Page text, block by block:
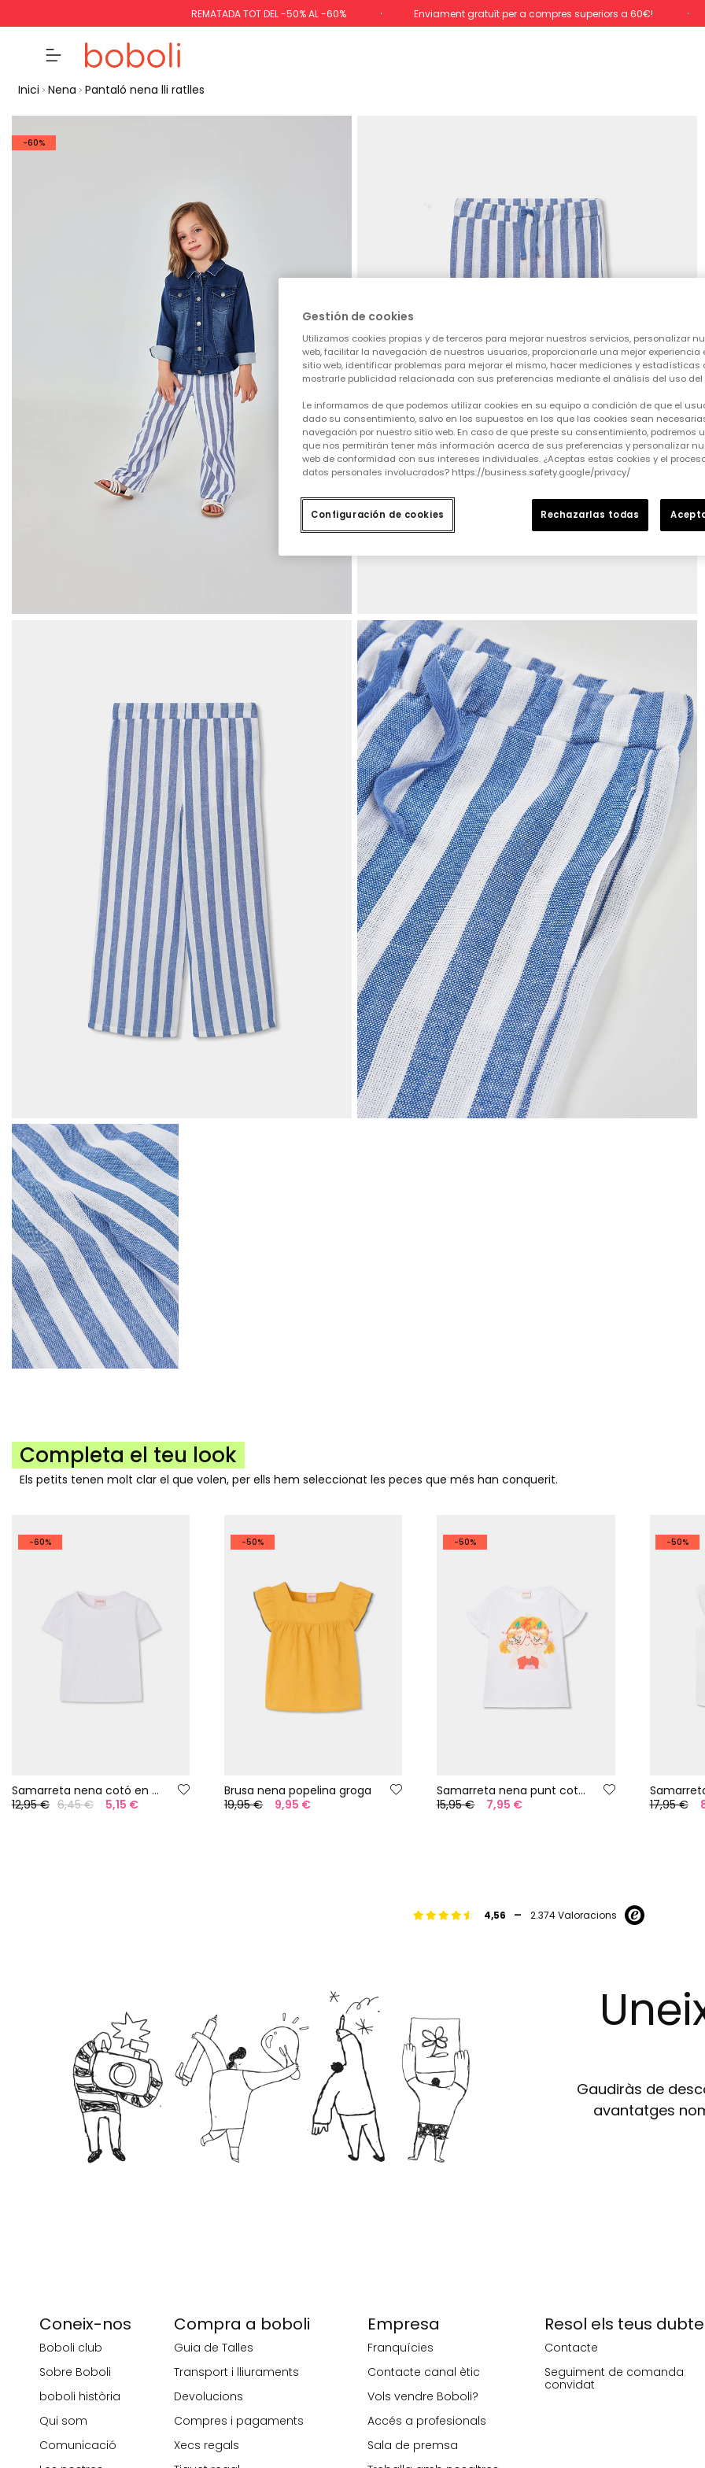
REMATADA TOT DEL -50% AL -60% Enviament gratuït per a compres superiors a 60€!
Inici Nena Pantaló nena lli ratlles
-60%
Completa el teu look
Els petits tenen molt clar el que volen, per ells hem seleccionat les peces que més han conquerit.
-60%
Samarreta nena cotó en blanc
12,95 € 6,45 € 5,15 €
-50%
Brusa nena popelina groga
19,95 €
9,95 €
-50%
Samarreta nena punt cotó blanc
15,95 €
7,95 €
-50%
17,95 €
4,56 - 2.374 Valoracions
Gaudiràs de
avantatges
Coneix-nos
Boboli club
Sobre Boboli
boboli història
Qui som
Comunicació
Compra a boboli
Guia de Talles
Transport i lliuraments
Devolucions
Compres i pagaments
Xecs regals
Empresa
Franquícies
Contacte canal ètic
Vols vendre Boboli?
Accés a profesionals
Sala de premsa
Resol els teus
Contacte
Seguiment de comanda
convidat
Gestión de cookies
Utilizamos cookies propias y de terceros para mejorar nuestros servicios, personalizar
web, facilitar la navegación de nuestros usuarios, proporcionarle una mejor experiencia
sitio web, identificar problemas para mejorar el mismo, hacer mediciones y estadísticas
mostrarle publicidad relacionada con sus preferencias mediante el análisis del uso del
Le informamos de que podemos utilizar cookies en su equipo a condición de que el
dado su consentimiento, salvo en los supuestos en los que las cookies sean
navegación por nuestro sitio web. En caso de que preste su consentimiento, podremos
que nos permitirán tener más información acerca de sus preferencias y personalizar
web de conformidad con sus intereses individuales. ¿Aceptas estas cookies y el
datos personales involucrados? https://business.safety.google/privacy/
Configuración de cookies Rechazarlas todas